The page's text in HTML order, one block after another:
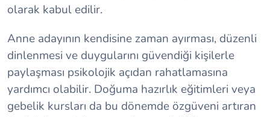
olarak kabul edilir.
Anne adayının kendisine zaman ayırması, düzenli
dinlenmesi ve duygularını güvendiği kişilerle
paylaşması psikolojik açıdan rahatlamasına
yardımcı olabilir. Doğuma hazırlık eğitimleri veya
gebelik kursları da bu dönemde özgüveni artıran